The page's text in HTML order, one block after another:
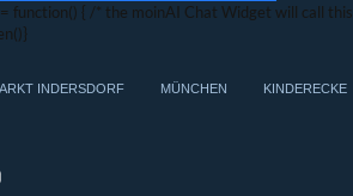
function() { /* the moinAI Chat Widget will call
INDERSDORF MÜNCHEN KINDERECKE